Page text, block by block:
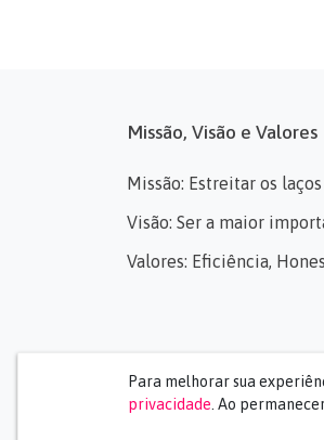
Para melhorar sua
privacidade . Ao
Missão, Visão e Valores
Missão: Estreitar os
Visão: Ser a maior
Valores: Eficiência,